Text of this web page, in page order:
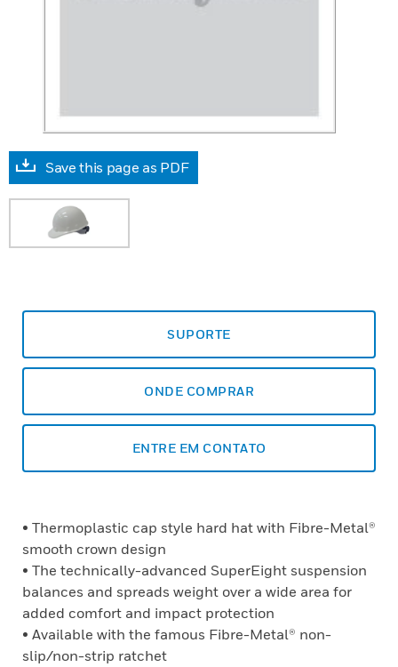
Save this page as PDF
SUPORTE
ONDE COMPRAR
ENTRE EM CONTATO
• Thermoplastic cap style hard hat with Fibre-Metal®
smooth crown design
• The technically-advanced SuperEight suspension
balances and spreads weight over a wide area for
added comfort and impact protection
• Available with the famous Fibre-Metal® non-
slip/non-strip ratchet